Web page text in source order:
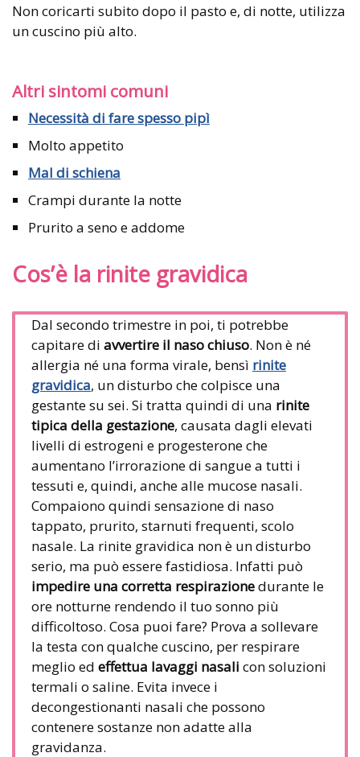
Non coricarti subito dopo il pasto e, di notte, utilizza
un cuscino più alto.
Altri sintomi comuni
Necessità di fare spesso pipì
Molto appetito
Mal di schiena
Crampi durante la notte
Prurito a seno e addome
Cos’è la rinite gravidica
Dal secondo trimestre in poi, ti potrebbe
capitare di avvertire il naso chiuso. Non è né
allergia né una forma virale, bensì rinite
gravidica, un disturbo che colpisce una
gestante su sei. Si tratta quindi di una rinite
tipica della gestazione, causata dagli elevati
livelli di estrogeni e progesterone che
aumentano l’irrorazione di sangue a tutti i
tessuti e, quindi, anche alle mucose nasali.
Compaiono quindi sensazione di naso
tappato, prurito, starnuti frequenti, scolo
nasale. La rinite gravidica non è un disturbo
serio, ma può essere fastidiosa. Infatti può
impedire una corretta respirazionedurante le
ore notturne rendendo il tuo sonno più
difficoltoso. Cosa puoi fare? Prova a sollevare
la testa con qualche cuscino, per respirare
meglio ed effettua lavaggi nasali con soluzioni
termali o saline. Evita invece i
decongestionanti nasali che possono
contenere sostanze non adatte alla
gravidanza.